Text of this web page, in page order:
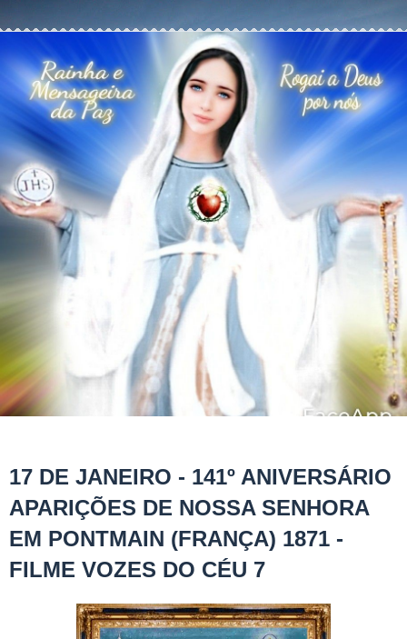
17 DE JANEIRO - 141º ANIVERSÁRIO
APARIÇÕES DE NOSSA SENHORA
EM PONTMAIN (FRANÇA) 1871 -
FILME VOZES DO CÉU 7